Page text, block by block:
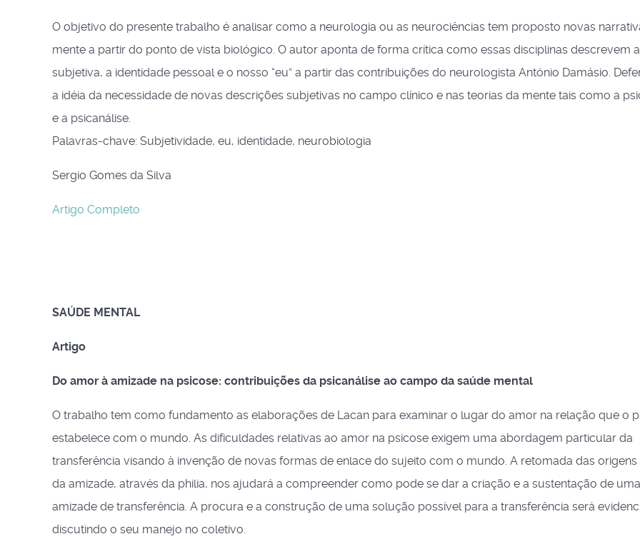
O objetivo do presente trabalho é analisar como a neurologia ou as neurociências tem proposto novas
mente a partir do ponto de vista biológico. O autor aponta de forma crítica como essas disciplinas descrevem
subjetiva, a identidade pessoal e o nosso “eu” a partir das contribuições do neurologista António Damásio.
a idéia da necessidade de novas descrições subjetivas no campo clínico e nas teorias da mente tais como a
e a psicanálise.
Palavras-chave: Subjetividade, eu, identidade, neurobiologia
Sergio Gomes da Silva
Artigo Completo
SAÚDE MENTAL
Artigo
Do amor à amizade na psicose: contribuições da psicanálise ao campo da saúde mental
O trabalho tem como fundamento as elaborações de Lacan para examinar o lugar do amor na relação que o
estabelece com o mundo. As dificuldades relativas ao amor na psicose exigem uma abordagem particular da
transferência visando à invenção de novas formas de enlace do sujeito com o mundo. A retomada das
da amizade, através da philia, nos ajudará a compreender como pode se dar a criação e a sustentação de uma
amizade de transferência. A procura e a construção de uma solução possível para a transferência será
discutindo o seu manejo no coletivo.